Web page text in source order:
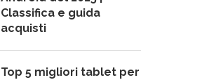
Classifica e guida
acquisti
Top 5 migliori tablet per